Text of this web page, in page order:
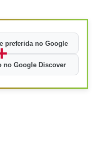
preferida no Google
no Google Discover